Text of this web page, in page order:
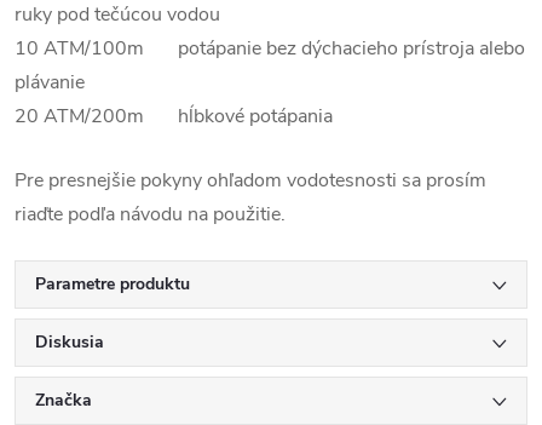
ruky pod tečúcou vodou
10 ATM/100m potápanie bez dýchacieho prístroja alebo
plávanie
20 ATM/200m hĺbkové potápania
Pre presnejšie pokyny ohľadom vodotesnosti sa prosím
riaďte podľa návodu na použitie.
Parametre produktu
Diskusia
Značka